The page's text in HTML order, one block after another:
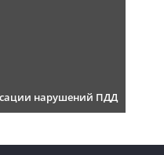
нарушений ПДД